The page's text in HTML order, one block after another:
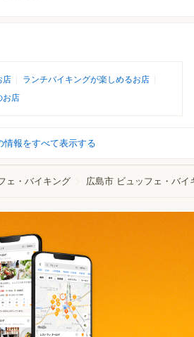
店
ランチバイキングが楽しめるお店
お店
情報をすべて表示する
ェ・バイキング 広島市 ビュッフェ・バイ